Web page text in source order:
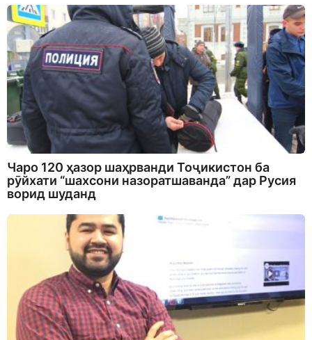
Чаро 120 ҳазор шаҳрванди Тоҷикистон ба
рӯйхати “шахсони назоратшаванда” дар Русия
ворид шуданд